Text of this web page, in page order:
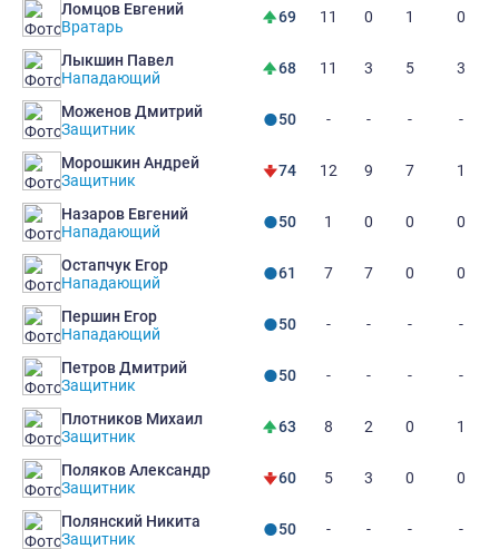
Ломцов Евгений
Вратарь
69 11 0 1 0
Лыкшин Павел
Нападающий
68 11 3 5 3
Моженов Дмитрий
Защитник
50 - - - -
Морошкин Андрей
Защитник
74 12 9 7 1
Назаров Евгений
Нападающий
50 1 0 0 0
Остапчук Егор
Нападающий
61 7 7 0 0
Першин Егор
Нападающий
50 - - - -
Петров Дмитрий
Защитник
50 - - - -
Плотников Михаил
Защитник
63 8 2 0 1
Поляков Александр
Защитник
60 5 3 0 0
Полянский Никита
Защитник
50 - - - -